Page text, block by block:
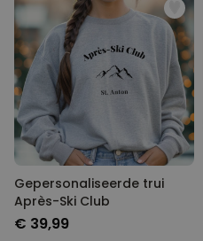
Gepersonaliseerde trui
Après-Ski Club
€ 39,99